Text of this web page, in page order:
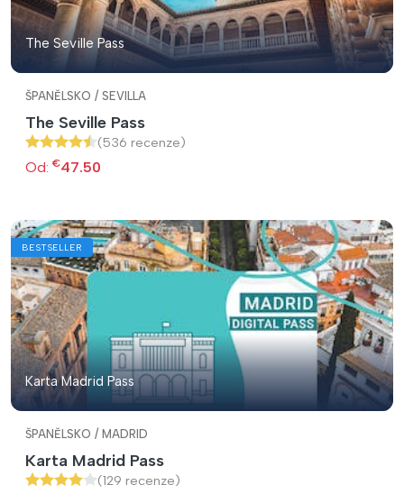
The Seville Pass
ŠPANĚLSKO / SEVILLA
The Seville Pass
(536 recenze)
Od: €47.50
Karta Madrid Pass
BESTSELLER
ŠPANĚLSKO / MADRID
Karta Madrid Pass
(129 recenze)